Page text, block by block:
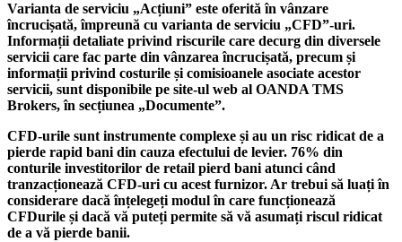
Varianta de serviciu „Acțiuni” este oferită în vânzare
încrucișată, împreună cu varianta de serviciu „CFD”-uri.
Informații detaliate privind riscurile care decurg din diversele
servicii care fac parte din vânzarea încrucișată, precum și
informații privind costurile și comisioanele asociate acestor
servicii, sunt disponibile pe site-ul web al OANDA TMS
Brokers, în secțiunea „Documente”.
CFD-urile sunt instrumente complexe și au un risc ridicat de a
pierde rapid bani din cauza efectului de levier. 76% din
conturile investitorilor de retail pierd bani atunci când
tranzacționează CFD-uri cu acest furnizor. Ar trebui să luați în
considerare dacă înțelegeți modul în care funcționează
CFDurile și dacă vă puteți permite să vă asumați riscul ridicat
de a vă pierde banii.